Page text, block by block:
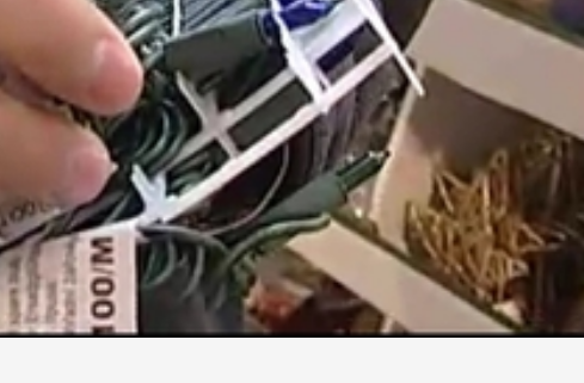
is felelősségre vonhatják.